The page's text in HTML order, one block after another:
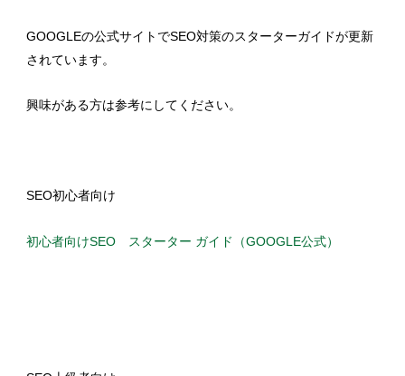
GOOGLEの公式サイトでSEO対策のスターターガイドが更新
されています。
興味がある方は参考にしてください。
SEO初心者向け
初心者向けSEO スターター ガイド（GOOGLE公式）